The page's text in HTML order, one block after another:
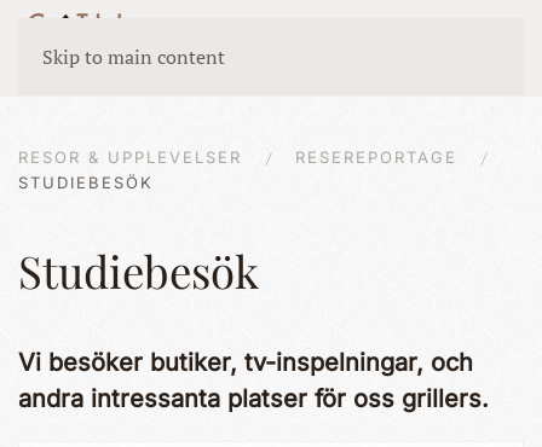
Skip to main content
RESOR & UPPLEVELSER
RESEREPORTAGE
STUDIEBESÖK
Studiebesök
Vi besöker butiker, tv-inspelningar, och
andra intressanta platser för oss grillers.